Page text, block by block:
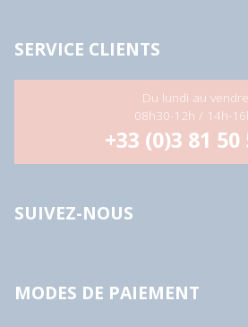
SERVICE CLIENTS
Du lundi au
08h30-12h / 14h-
+33 (0)3 81 50
SUIVEZ-NOUS
MODES DE PAIEMENT